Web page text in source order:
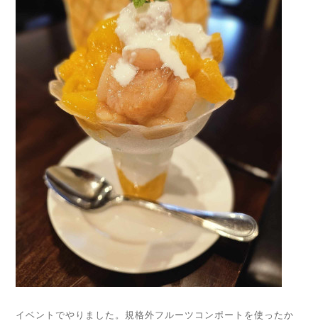
イベントでやりました。規格外フルーツコンポートを使ったか